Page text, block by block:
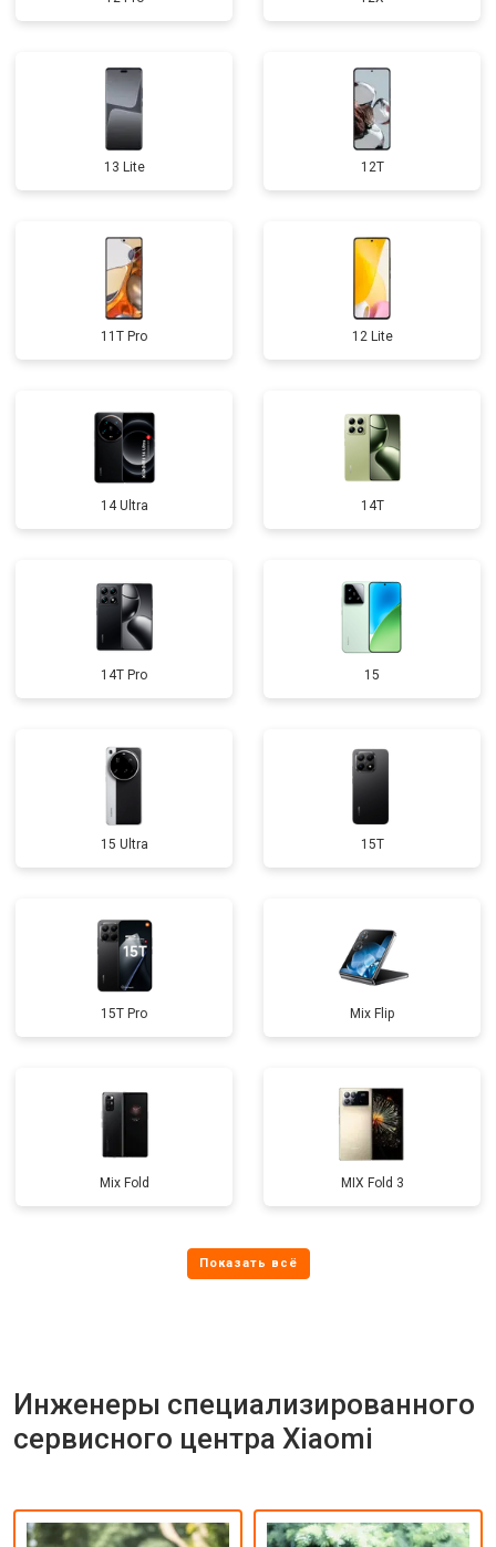
13 Lite 12T
11T Pro 12 Lite
14 Ultra 14T
14T Pro 15
15 Ultra 15T
15T Pro Mix Flip
Mix Fold MIX Fold 3
Инженеры специализированного
сервисного центра Xiaomi